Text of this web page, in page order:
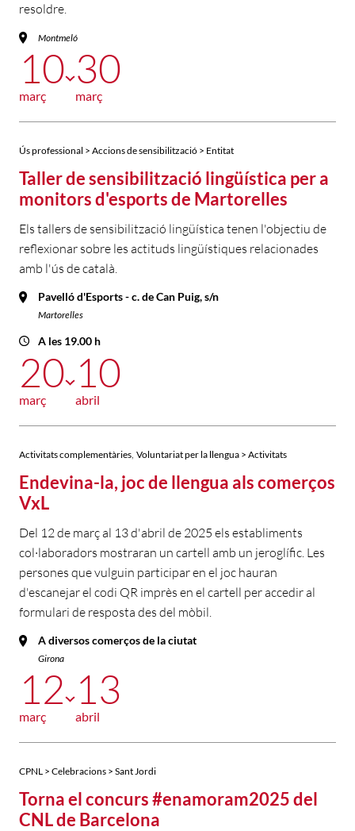
resoldre.
Montmeló
10
març
30
març
Ús professional > Accions de sensibilització > Entitat
Taller de sensibilització lingüística per a
monitors d'esports de Martorelles
Els tallers de sensibilització lingüística tenen l'objectiu de
reflexionar sobre les actituds lingüístiques relacionades
amb l'ús de català.
Pavelló d'Esports - c. de Can Puig, s/n
Martorelles
A les 19.00 h
20
març
10
abril
Activitats complementàries Voluntariat per la llengua > Activitats
Endevina-la, joc de llengua als comerços
VxL
Del 12 de març al 13 d'abril de 2025 els establiments
col·laboradors mostraran un cartell amb un jeroglífic. Les
persones que vulguin participar en el joc hauran
d'escanejar el codi QR imprès en el cartell per accedir al
formulari de resposta des del mòbil.
A diversos comerços de la ciutat
Girona
12
març
13
abril
CPNL > Celebracions > Sant Jordi
Torna el concurs #enamoram2025 del
CNL de Barcelona